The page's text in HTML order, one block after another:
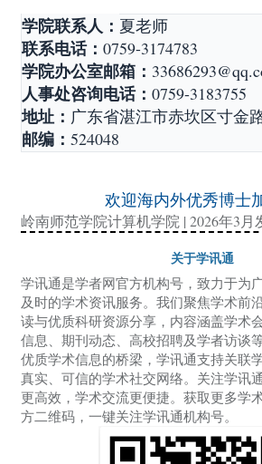
学院联系人： 夏老师
联系电话：0759-3174783
学院办公室邮箱：
人事处咨询电话：0759-3183755
地址： 广东省湛江市赤坎区寸金
邮编：524048
欢迎海内外优秀博士
岭南师范学院计算机学院 | 2026年3月
关于学讯通
学讯通是学者网官方机构号，致力于为
及时的学术资讯服务。我们聚焦学术前
读与优质科研资源分享，内容涵盖学术
信息、期刊动态、高校招聘及学者访谈
优质学术信息的桥梁，学讯通支持关联
真实、可信的学术社交网络。关注学讯
更高效，学术交流更便捷。获取更多学
方二维码，一键关注学讯通机构号。